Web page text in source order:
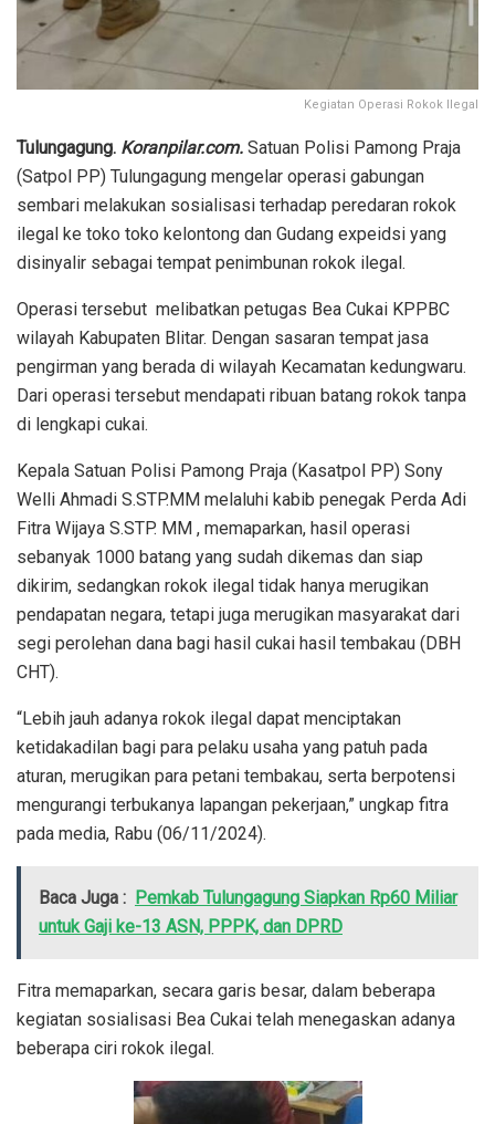
Kegiatan Operasi Rokok Ilegal
Tulungagung. Koranpilar.com. Satuan Polisi Pamong Praja
(Satpol PP) Tulungagung mengelar operasi gabungan
sembari melakukan sosialisasi terhadap peredaran rokok
ilegal ke toko toko kelontong dan Gudang expeidsi yang
disinyalir sebagai tempat penimbunan rokok ilegal.
Operasi tersebut melibatkan petugas Bea Cukai KPPBC
wilayah Kabupaten Blitar. Dengan sasaran tempat jasa
pengirman yang berada di wilayah Kecamatan kedungwaru.
Dari operasi tersebut mendapati ribuan batang rokok tanpa
di lengkapi cukai.
Kepala Satuan Polisi Pamong Praja (Kasatpol PP) Sony
Welli Ahmadi S.STP.MM melaluhi kabib penegak Perda Adi
Fitra Wijaya S.STP. MM , memaparkan, hasil operasi
sebanyak 1000 batang yang sudah dikemas dan siap
dikirim, sedangkan rokok ilegal tidak hanya merugikan
pendapatan negara, tetapi juga merugikan masyarakat dari
segi perolehan dana bagi hasil cukai hasil tembakau (DBH
CHT).
“Lebih jauh adanya rokok ilegal dapat menciptakan
ketidakadilan bagi para pelaku usaha yang patuh pada
aturan, merugikan para petani tembakau, serta berpotensi
mengurangi terbukanya lapangan pekerjaan,” ungkap fitra
pada media, Rabu (06/11/2024).
Baca Juga : Pemkab Tulungagung Siapkan Rp60 Miliar
untuk Gaji ke-13 ASN, PPPK, dan DPRD
Fitra memaparkan, secara garis besar, dalam beberapa
kegiatan sosialisasi Bea Cukai telah menegaskan adanya
beberapa ciri rokok ilegal.